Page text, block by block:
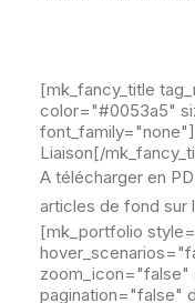
[mk_fancy_title
color="#0053a5"
Liaison[/
A télécharger en
articles de fond sur
[mk_portfolio
pagination="false"